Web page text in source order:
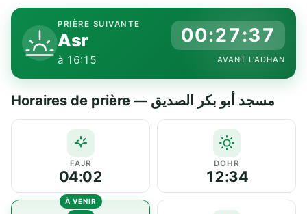
PRIÈRE SUIVANTE
Asr
à 16:15
00:27:36
AVANT L'ADHAN
Horaires de prière — مسجد أبو بكر الصديق
FAJR
04:02
DOHR
12:34